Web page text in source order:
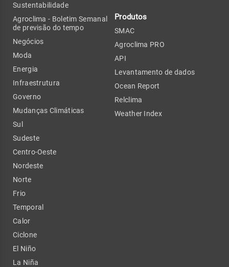
Sustentabilidade
Agroclima - Boletim Semanal
de previsão do tempo
Negócios
Moda
Energia
Infraestrutura
Governo
Mudanças Climáticas
Sul
Sudeste
Centro-Oeste
Nordeste
Norte
Frio
Temporal
Calor
Ciclone
El Niño
La Niña
Produtos
SMAC
Agroclima PRO
API
Levantamento de dados
Ocean Report
Relclima
Weather Index